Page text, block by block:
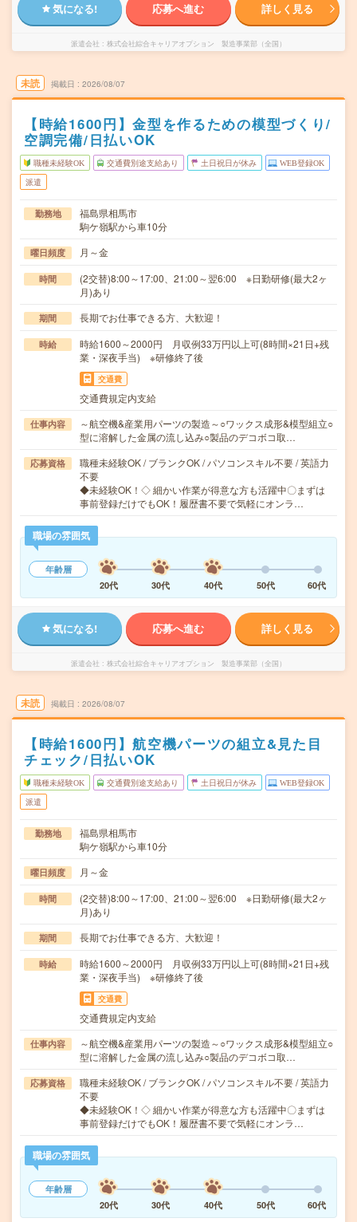
気になる! 応募へ進む 詳しく見る
派遣会社 株式会社綜合キャリアオプション 製造事業部（全国）
未読 掲載日 2026/08/07
【時給1600円】金型を作るための模型づくり/
空調完備/日払いOK
職種未経験OK 交通費別途支給あり 土日祝日が休み WEB登録OK
派遣
勤務地
福島県相馬市
駒ケ嶺駅から車10分
曜日頻度 月～金
時間
(2交替)8:00～17:00、21:00～翌6:00 ※日勤研修(最大2ヶ
月)あり
期間 長期でお仕事できる方、大歓迎！
時給
時給1600～2000円 月収例33万円以上可(8時間×21日+残
業・深夜手当) ※研修終了後
交通費
交通費規定内支給
仕事内容
～航空機&産業用パーツの製造～○ワックス成形&模型組立○
型に溶解した金属の流し込み○製品のデコボコ取…
応募資格
職種未経験OK / ブランクOK / パソコンスキル不要 / 英語力
不要
◆未経験OK！◇ 細かい作業が得意な方も活躍中〇まずは
事前登録だけでもOK！履歴書不要で気軽にオンラ…
職場の雰囲気
年齢層
20代
30代 40代 50代 60代
気になる! 応募へ進む 詳しく見る
派遣会社 株式会社綜合キャリアオプション 製造事業部（全国）
未読 掲載日 2026/08/07
【時給1600円】航空機パーツの組立&見た目
チェック/日払いOK
職種未経験OK 交通費別途支給あり 土日祝日が休み WEB登録OK
派遣
勤務地
福島県相馬市
駒ケ嶺駅から車10分
曜日頻度 月～金
時間
(2交替)8:00～17:00、21:00～翌6:00 ※日勤研修(最大2ヶ
月)あり
期間 長期でお仕事できる方、大歓迎！
時給
時給1600～2000円 月収例33万円以上可(8時間×21日+残
業・深夜手当) ※研修終了後
交通費
交通費規定内支給
仕事内容
～航空機&産業用パーツの製造～○ワックス成形&模型組立○
型に溶解した金属の流し込み○製品のデコボコ取…
応募資格
職種未経験OK / ブランクOK / パソコンスキル不要 / 英語力
不要
◆未経験OK！◇ 細かい作業が得意な方も活躍中〇まずは
事前登録だけでもOK！履歴書不要で気軽にオンラ…
職場の雰囲気
年齢層
20代
30代 40代 50代 60代